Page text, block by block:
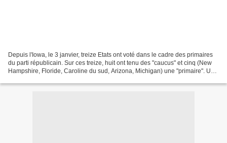
Depuis l'Iowa, le 3 janvier, treize Etats ont voté dans le cadre des primaires
du parti républicain. Sur ces treize, huit ont tenu des "caucus" et cinq (New
Hampshire, Floride, Caroline du sud, Arizona, Michigan) une "primaire". Un